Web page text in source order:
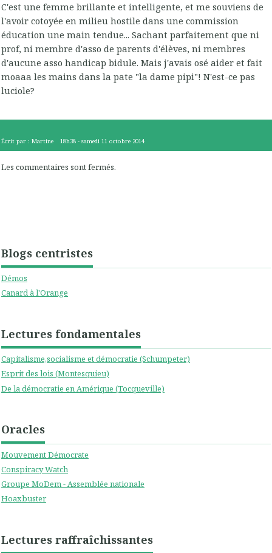
Blogs centristes
Démos
Canard à l'Orange
Lectures fondamentales
Capitalisme,socialisme et démocratie (Schumpeter)
Esprit des lois (Montesquieu)
De la démocratie en Amérique (Tocqueville)
Oracles
Mouvement Démocrate
Conspiracy Watch
Groupe MoDem - Assemblée nationale
Hoaxbuster
Lectures raffraîchissantes
C'est une femme brillante et intelligente, et me souviens de
l'avoir cotoyée en milieu hostile dans une commission
éducation une main tendue... Sachant parfaitement que ni
prof, ni membre d'asso de parents d'élèves, ni membres
d'aucune asso handicap bidule. Mais j'avais osé aider et fait
moaaa les mains dans la pate "la dame pipi"! N'est-ce pas
luciole?
Écrit par : Martine 18h38 -samedi 11 octobre 2014
Les commentaires sont fermés.